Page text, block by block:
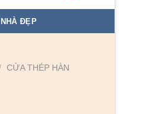
ĐẸP
CỬA THÉP HÀN